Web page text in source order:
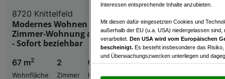
8720 Knittelfeld
Modernes Wohnen für Singles & Paare – 2-
Zimmer-Wohnung am Hauptplatz von Knittelfeld
- Sofort beziehbar
67 m2
Wohnfläche
2
Zimmer
€ 99.000,00
Kaufpreis
Interessen entsprechende Inhalte anzubieten.
Mit diesen dafür eingesetzten Cookies und
außerhalb der EU (u.a. USA) niedergelassen
verarbeitet. Den USA wird vom Europäischen
bescheinigt. Es besteht insbesondere das
und Überwachungszwecken unterliegen und